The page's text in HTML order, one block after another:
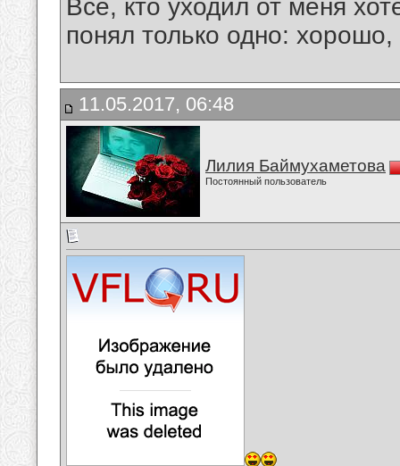
Все, кто уходил от меня
понял только одно:
11.05.2017, 06:48
Лилия Баймухаметова
Постоянный пользователь